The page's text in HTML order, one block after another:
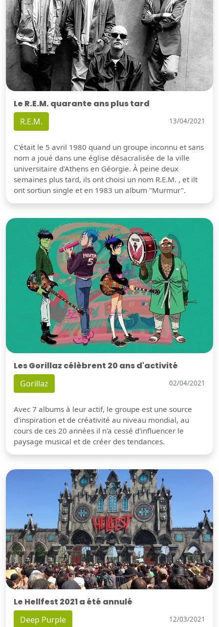
Le R.E.M. quarante ans plus tard
R.E.M. 13/04/2021
C'était le 5 avril 1980 quand un groupe inconnu et sans
nom a joué dans une église désacralisée de la ville
universitaire d'Athens en Géorgie. À peine deux
semaines plus tard, ils ont choisi un nom R.E.M. , et ilt
ont sortiun single et en 1983 un album "Murmur".
Les Gorillaz célèbrent 20 ans d'activité
Gorillaz 02/04/2021
Avec 7 albums à leur actif, le groupe est une source
d'inspiration et de créativité au niveau mondial, au
cours de ces 20 années il n'a cessé d'influencer le
paysage musical et de créer des tendances.
Le Hellfest 2021 a été annulé
Deep Purple 12/03/2021